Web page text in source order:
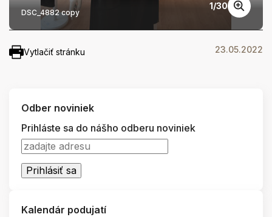
DSC_4882 copy
1/30
Vytlačiť stránku 23.05.2022
Odber noviniek
Prihláste sa do nášho odberu noviniek
Kalendár podujatí